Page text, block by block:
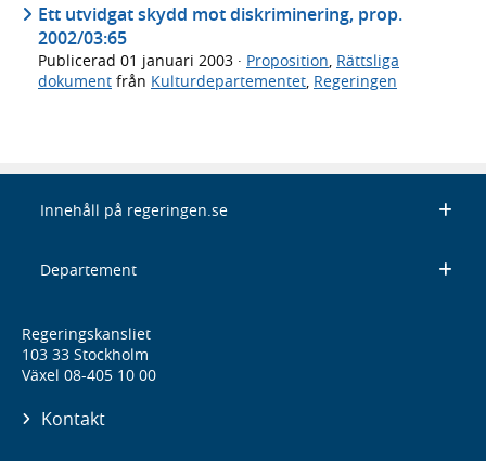
Ett utvidgat skydd mot diskriminering, prop.
2002/03:65
Publicerad 01 januari 2003 · Proposition Rättsliga
dokument från Kulturdepartementet Regeringen
Innehåll på regeringen.se
Departement
Regeringskansliet
103 33 Stockholm
Växel 08-405 10 00
Kontakt